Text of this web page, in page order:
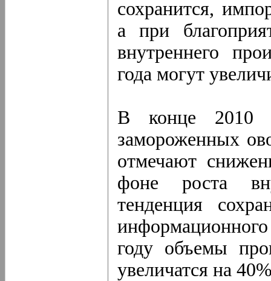
сохранится,
а при
внутреннего
года могут
В конце 2010
замороженных
отмечают
фоне роста
тенденция
году объемы
увеличатся на